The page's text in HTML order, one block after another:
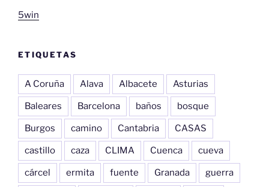
5win
ETIQUETAS
A Coruña Alava Albacete Asturias
Baleares Barcelona baños bosque
Burgos camino Cantabria CASAS
castillo caza CLIMA Cuenca cueva
cárcel ermita fuente Granada guerra